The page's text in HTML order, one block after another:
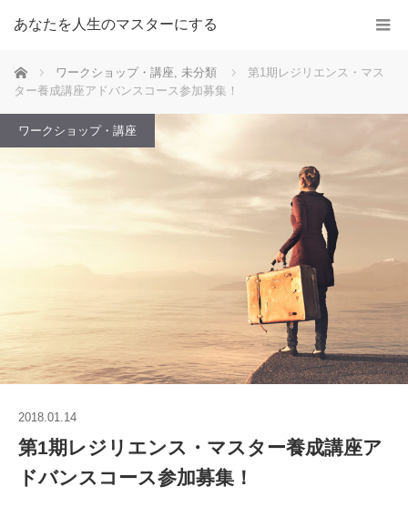
あなたを人生のマスターにする
ホーム ワークショップ・講座, 未分類
第1期レジリエンス・マス
ター養成講座アドバンスコース参加募集！
ワークショップ・講座
2018.01.14
第1期レジリエンス・マスター養成講座ア
ドバンスコース参加募集！